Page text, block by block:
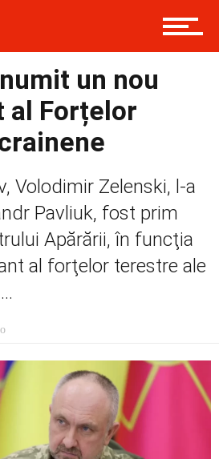
un nou
al Forțelor
Volodimir Zelenski, l-a
Pavliuk, fost prim
Apărării, în funcţia
al forţelor terestre ale